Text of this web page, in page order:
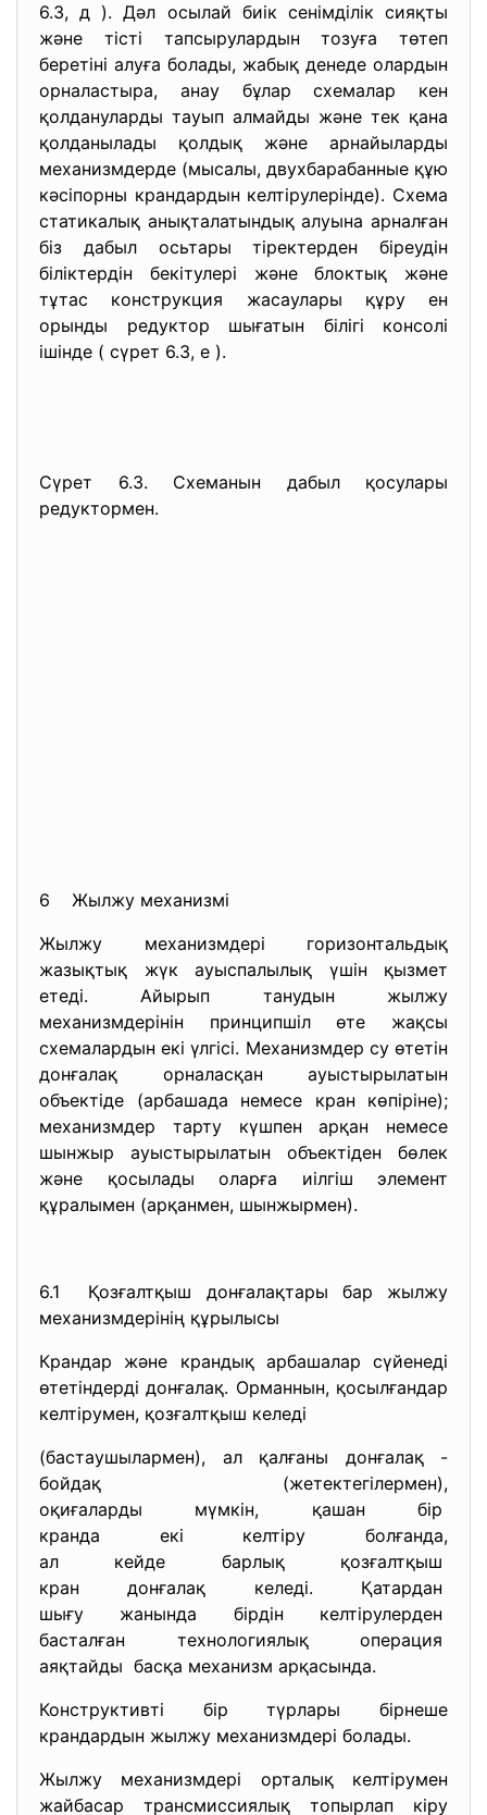
6.3, д ). Дәл осылай биік сенімділік сияқты
және тісті тапсырулардын тозуға төтеп
беретіні алуға болады, жабық денеде олардын
орналастыра, анау бұлар схемалар кен
қолдануларды тауып алмайды және тек қана
қолданылады қолдық және арнайыларды
механизмдерде (мысалы, двухбарабанные құю
кәсіпорны крандардын келтірулерінде). Схема
статикалық анықталатындық алуына арналған
біз дабыл осьтары тіректерден біреудін
біліктердін бекітулері және блоктық және
тұтас конструкция жасаулары құру ен
орынды редуктор шығатын білігі консолі
ішінде ( сүрет 6.3, е ).
Сүрет 6.3. Схеманын дабыл қосулары
редуктормен.
6 Жылжу механизмі
Жылжу механизмдері горизонтальдық
жазықтық жүк ауыспалылық үшін қызмет
етеді. Айырып танудын жылжу
механизмдерінін принципшіл өте жақсы
схемалардын екі үлгісі. Механизмдер су өтетін
донғалақ орналасқан ауыстырылатын
объектіде (арбашада немесе кран көпіріне);
механизмдер тарту күшпен арқан немесе
шынжыр ауыстырылатын объектіден бөлек
және қосылады оларға иілгіш элемент
құралымен (арқанмен, шынжырмен).
6.1 Қозғалтқыш донғалақтары бар жылжу
механизмдерінің құрылысы
Крандар және крандық арбашалар сүйенеді
өтетіндерді донғалақ. Орманнын, қосылғандар
келтірумен, қозғалтқыш келеді
(бастаушылармен), ал қалғаны донғалақ -
бойдақ (жетектегілермен),
оқиғаларды мүмкін, қашан бір
кранда екі келтіру болғанда,
ал кейде барлық қозғалтқыш
кран донғалақ келеді. Қатардан
шығу жанында бірдін келтірулерден
басталған технологиялық операция
аяқтайды басқа механизм арқасында.
Конструктивті бір түрлары бірнеше
крандардын жылжу механизмдері болады.
Жылжу механизмдері орталық келтірумен
жайбасар трансмиссиялық топырлап кіру